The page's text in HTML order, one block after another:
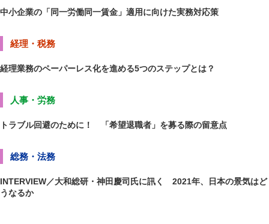
中小企業の「同一労働同一賃金」適用に向けた実務対応策
経理・税務
経理業務のペーパーレス化を進める5つのステップとは？
人事・労務
トラブル回避のために！ 「希望退職者」を募る際の留意点
総務・法務
INTERVIEW／大和総研・神田慶司氏に訊く 2021年、日本の景気はど
うなるか